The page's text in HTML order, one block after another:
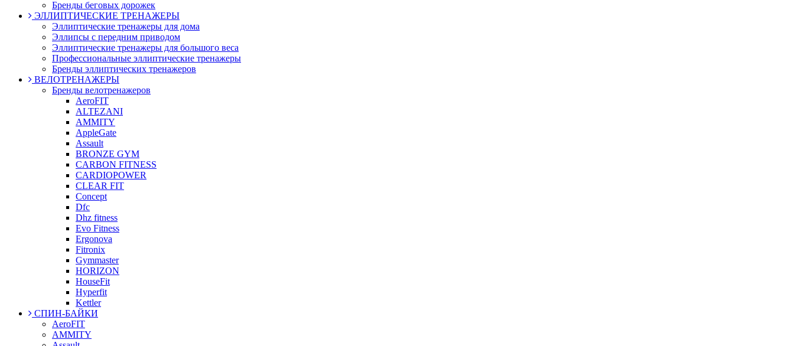
Бренды беговых дорожек
ЭЛЛИПТИЧЕСКИЕ ТРЕНАЖЕРЫ
Эллиптические тренажеры для дома
Эллипсы с передним приводом
Эллиптические тренажеры для большого веса
Профессиональные эллиптические тренажеры
Бренды эллиптических тренажеров
ВЕЛОТРЕНАЖЕРЫ
Бренды велотренажеров
AeroFIT
ALTEZANI
AMMITY
AppleGate
Assault
BRONZE GYM
CARBON FITNESS
CARDIOPOWER
CLEAR FIT
Concept
Dfc
Dhz fitness
Evo Fitness
Ergonova
Fitronix
Gymmaster
HORIZON
HouseFit
Hyperfit
Kettler
СПИН-БАЙКИ
AeroFIT
AMMITY